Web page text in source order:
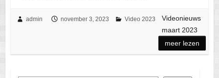
admin november 3, 2023 Video 2023
Videonieuws
maart 2023
meer lezen